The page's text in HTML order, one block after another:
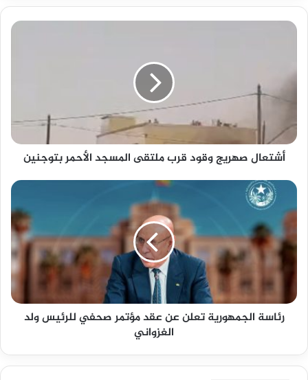
أشتعال صهريج وقود قرب ملتقى المسجد الأحمر بتوجنين
رئاسة الجمهورية تعلن عن عقد مؤتمر صحفي للرئيس ولد
الغزواني